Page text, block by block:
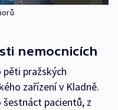
nemocnicích
pražských
zařízení v Kladně.
pacientů, z